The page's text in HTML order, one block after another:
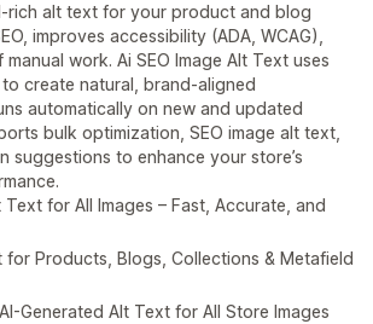
rich alt text for your product and blog
improves accessibility (ADA, WCAG),
work. Ai SEO Image Alt Text uses
create natural, brand-aligned
automatically on new and updated
bulk optimization, SEO image alt text,
suggestions to enhance your store’s
for All Images – Fast, Accurate, and
for Products, Blogs, Collections & Metafield
Generated Alt Text for All Store Images